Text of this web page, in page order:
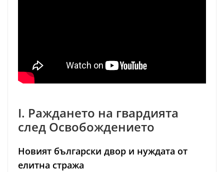
I. Раждането на гвардията
след Освобождението
Новият български двор и нуждата от
елитна стража